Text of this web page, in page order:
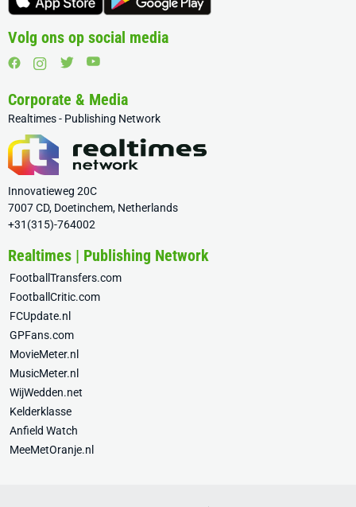
Volg ons op social media
Corporate & Media
Realtimes - Publishing Network
Innovatieweg 20C
7007 CD, Doetinchem, Netherlands
+31(315)-764002
Realtimes | Publishing Network
FootballTransfers.com
FootballCritic.com
FCUpdate.nl
GPFans.com
MovieMeter.nl
MusicMeter.nl
WijWedden.net
Kelderklasse
Anfield Watch
MeeMetOranje.nl